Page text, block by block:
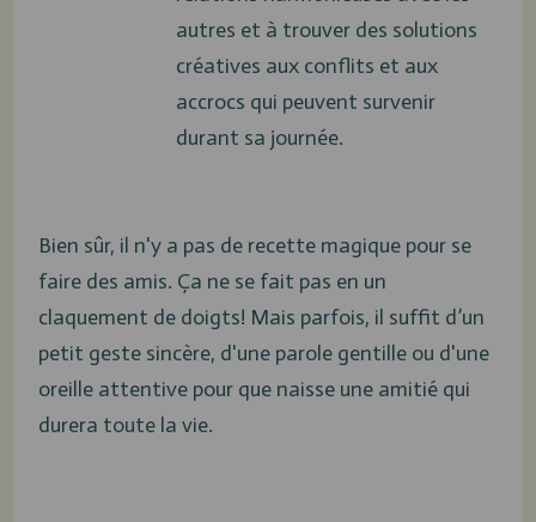
autres et à trouver des solutions
créatives aux conflits et aux
accrocs qui peuvent survenir
durant sa journée.
Bien sûr, il n'y a pas de recette magique pour se
faire des amis. Ça ne se fait pas en un
claquement de doigts! Mais parfois, il suffit d’un
petit geste sincère, d'une parole gentille ou d'une
oreille attentive pour que naisse une amitié qui
durera toute la vie.